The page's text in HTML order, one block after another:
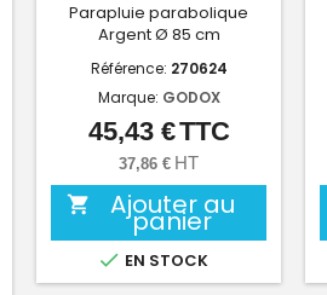
Parapluie parabolique
Argent Ø 85 cm
Référence: 270624
Marque: GODOX
Prix
45,43 €TTC
37,86 € HT
 Ajouter au
panier
 EN STOCK